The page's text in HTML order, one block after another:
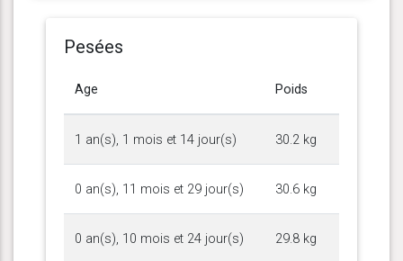
Pesées
Age Poids
1 an(s), 1 mois et 14 jour(s) 30.2 kg
0 an(s), 11 mois et 29 jour(s) 30.6 kg
0 an(s), 10 mois et 24 jour(s) 29.8 kg